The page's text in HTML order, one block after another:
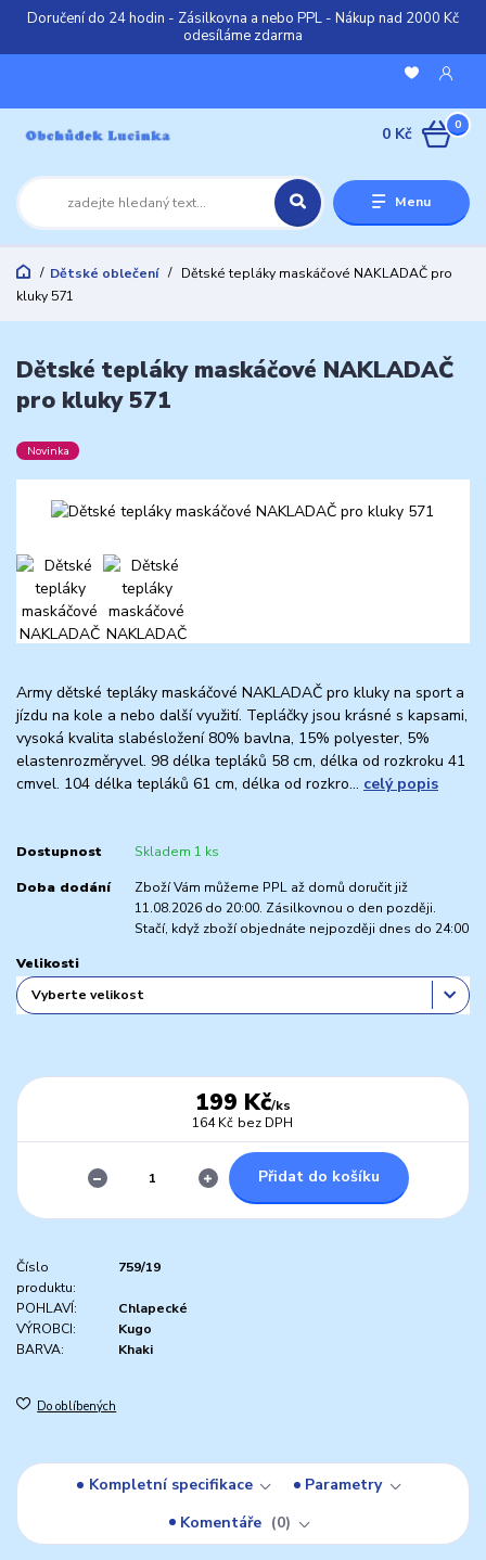
Doručení do 24 hodin - Zásilkovna a nebo PPL - Nákup nad 2000 Kč
odesíláme zdarma
Menu
0
0 Kč
Dětské oblečení
Dětské tepláky maskáčové NAKLADAČ pro
kluky 571
Dětské tepláky maskáčové NAKLADAČ
pro kluky 571
Novinka
Army dětské tepláky maskáčové NAKLADAČ pro kluky na sport a
jízdu na kole a nebo další využití. Tepláčky jsou krásné s kapsami,
vysoká kvalita slabésložení 80% bavlna, 15% polyester, 5%
elastenrozměryvel. 98 délka tepláků 58 cm, délka od rozkroku 41
cmvel. 104 délka tepláků 61 cm, délka od rozkro... celý popis
Dostupnost Skladem 1 ks
Doba dodání
Zboží Vám můžeme PPL až domů doručit již
11.08.2026 do 20:00. Zásilkovnou o den později.
Stačí, když zboží objednáte nejpozději dnes do 24:00
Velikosti
199 Kč/ks
164 Kč bez DPH
Přidat do košíku
Číslo
produktu:
759/19
POHLAVÍ:
Chlapecké
VÝROBCI:
Kugo
BARVA:
Khaki
Do oblíbených
Kompletní specifikace
Parametry
Komentáře
0